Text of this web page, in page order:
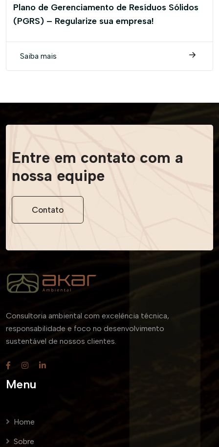
Plano de Gerenciamento de Resíduos Sólidos
(PGRS) – Regularize sua empresa!
Saiba mais
Entre em contato com a
nossa equipe
Contato
Consultoria ambiental com excelência técnica,
responsabilidade e foco no desenvolvimento
sustentável de nossos clientes.
Menu
Home
Sobre